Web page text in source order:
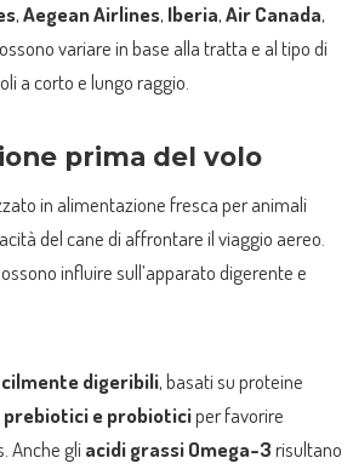
,Aegean Airlines, Iberia,Air Canada,
variare in base alla tratta e al tipo di
a corto e lungo raggio.
prima del volo
in alimentazione fresca per animali
del cane di affrontare il viaggio aereo.
influire sull’apparato digerente e
digeribili, basati su proteine
prebiotici e probioticiper favorire
Anche gliacidi grassi Omega-3risultano